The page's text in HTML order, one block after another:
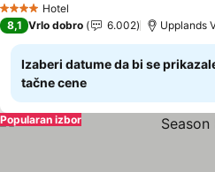
4 ZvezdiceHotel
8,1 Vrlo dobro 6.002 Upplands
Izaberi datume da bi se
tačne cene
Popularan izbor